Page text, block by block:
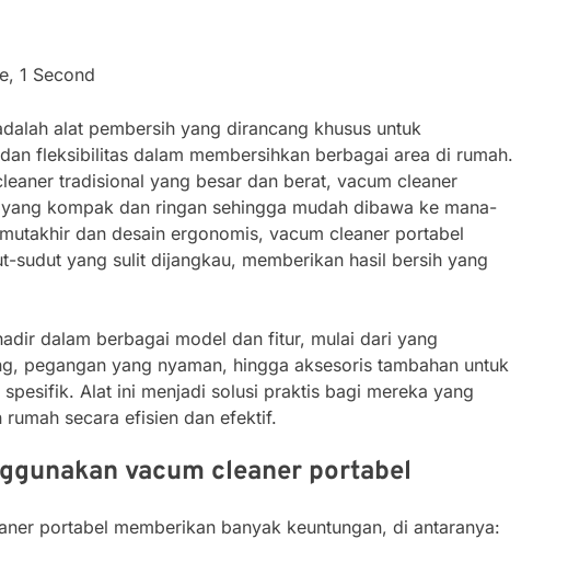
1 Second
alat pembersih yang dirancang khusus untuk
fleksibilitas dalam membersihkan berbagai area di rumah.
tradisional yang besar dan berat, vacum cleaner
kompak dan ringan sehingga mudah dibawa ke mana-
dan desain ergonomis, vacum cleaner portabel
sudut yang sulit dijangkau, memberikan hasil bersih yang
dalam berbagai model dan fitur, mulai dari yang
pegangan yang nyaman, hingga aksesoris tambahan untuk
Alat ini menjadi solusi praktis bagi mereka yang
rumah secara efisien dan efektif.
vacum cleaner portabel
portabel memberikan banyak keuntungan, di antaranya: